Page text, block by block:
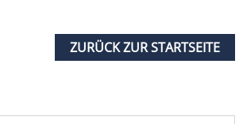
ZURÜCK ZUR STARTSEITE